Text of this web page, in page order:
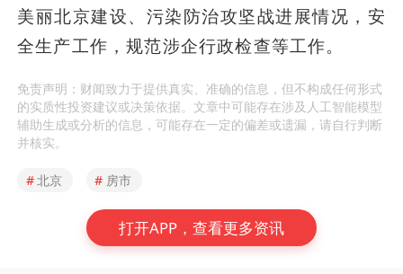
美丽北京建设、污染防治攻坚战进展情况，安
全生产工作，规范涉企行政检查等工作。
免责声明：财闻致力于提供真实、准确的信息，但不构成任何形式
的实质性投资建议或决策依据。文章中可能存在涉及人工智能模型
辅助生成或分析的信息，可能存在一定的偏差或遗漏，请自行判断
并核实。
#北京 # 房市
打开APP，查看更多资讯